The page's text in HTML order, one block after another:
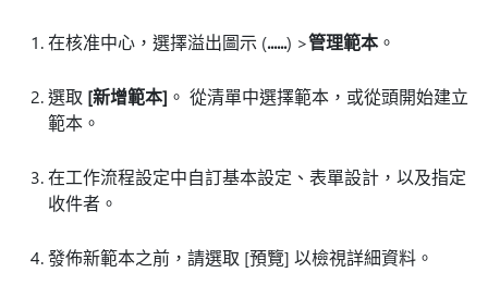
在核准中心，選擇溢出圖示 (......) >管理範本 。
選取 [新增範本] 。 從清單中選擇範本，或從頭開始建立
範本。
在工作流程設定中自訂基本設定、表單設計，以及指定
收件者。
發佈新範本之前，請選取 [預覽] 以檢視詳細資料。